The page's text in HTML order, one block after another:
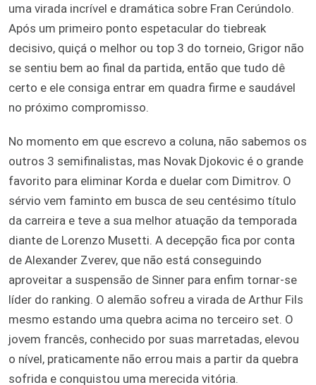
uma virada incrível e dramática sobre Fran Cerúndolo.
Após um primeiro ponto espetacular do tiebreak
decisivo, quiçá o melhor ou top 3 do torneio, Grigor não
se sentiu bem ao final da partida, então que tudo dê
certo e ele consiga entrar em quadra firme e saudável
no próximo compromisso.
No momento em que escrevo a coluna, não sabemos os
outros 3 semifinalistas, mas Novak Djokovic é o grande
favorito para eliminar Korda e duelar com Dimitrov. O
sérvio vem faminto em busca de seu centésimo título
da carreira e teve a sua melhor atuação da temporada
diante de Lorenzo Musetti. A decepção fica por conta
de Alexander Zverev, que não está conseguindo
aproveitar a suspensão de Sinner para enfim tornar-se
líder do ranking. O alemão sofreu a virada de Arthur Fils
mesmo estando uma quebra acima no terceiro set. O
jovem francês, conhecido por suas marretadas, elevou
o nível, praticamente não errou mais a partir da quebra
sofrida e conquistou uma merecida vitória.